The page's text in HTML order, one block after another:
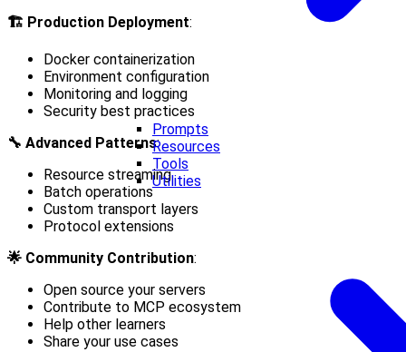
Prompts
Resources
Tools
Utilities
🏗️ Production Deployment:
Docker containerization
Environment configuration
Monitoring and logging
Security best practices
🔧 Advanced Patterns:
Resource streaming
Batch operations
Custom transport layers
Protocol extensions
🌟 Community Contribution:
Open source your servers
Contribute to MCP ecosystem
Help other learners
Share your use cases